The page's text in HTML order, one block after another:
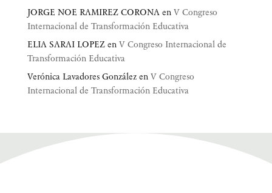
JORGE NOE RAMIREZ CORONAen V Congreso
Internacional de Transformación Educativa
ELIA SARAI LOPEZen V Congreso Internacional de
Transformación Educativa
Verónica Lavadores Gonzálezen V Congreso
Internacional de Transformación Educativa